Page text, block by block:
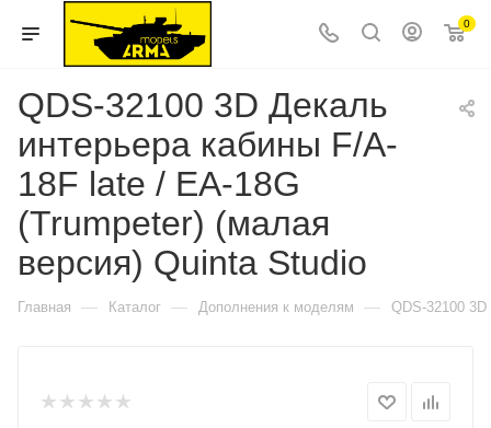
0
QDS-32100 3D Декаль
интерьера кабины F/A-
18F late / EA-18G
(Trumpeter) (малая
версия) Quinta Studio
Главная — Каталог — Дополнения к моделям — QDS-32100